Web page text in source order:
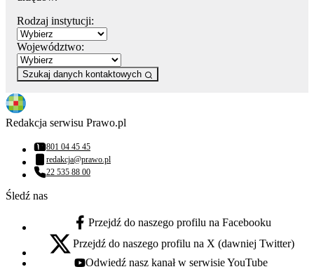
Rodzaj instytucji:
Województwo:
Szukaj danych kontaktowych
Redakcja serwisu Prawo.pl
Numer telefonu:
801 04 45 45
Adres email:
redakcja@prawo.pl
Numer telefonu:
22 535 88 00
Śledź nas
facebook - otwiera się w nowej karcie
Przejdź do naszego profilu na Facebooku
x - otwiera się w nowej karcie
Przejdź do naszego profilu na X (dawniej Twitter)
youtube - otwiera się w nowej karcie
Odwiedź nasz kanał w serwisie YouTube